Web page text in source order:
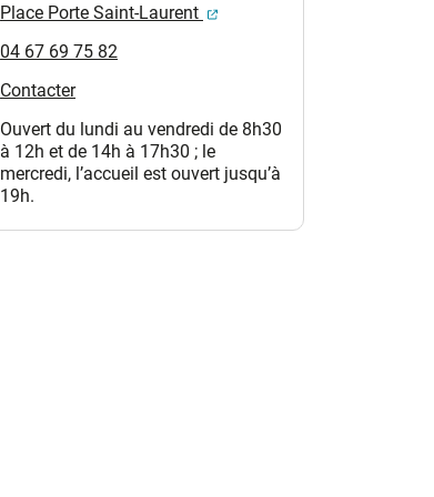
Place Porte Saint-Laurent
(ouverture dans un nouvel
04 67 69 75 82
Contacter
Ouvert du lundi au vendredi de 8h30
à 12h et de 14h à 17h30 ; le
mercredi, l’accueil est ouvert jusqu’à
19h.